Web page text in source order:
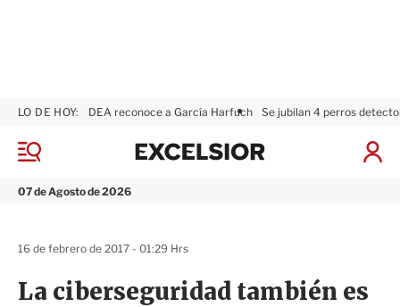
M
n
07 de Agosto de 2026
LO DE HOY: DEA reconoce a García Harfuch Se jubilan 4 perros
I
x
La ciberseguridad también es
16 de febrero de 2017 - 01:29 Hrs